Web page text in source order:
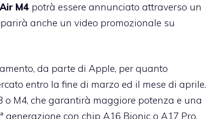
M4 potrà essere annunciato attraverso un
anche un video promozionale su
da parte di Apple, per quanto
entro la fine di marzo ed il mese di aprile.
o M4, che garantirà maggiore potenza e una
generazione con chip A16 Bionic o A17 Pro,